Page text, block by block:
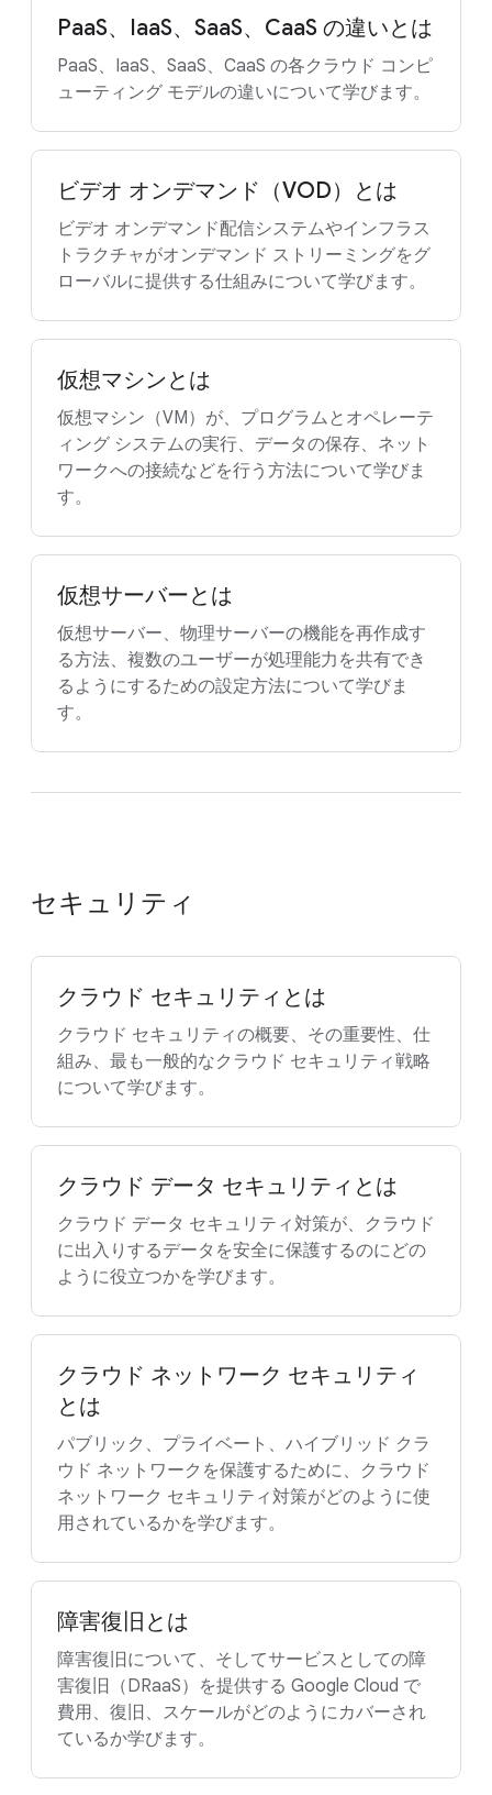
PaaS、IaaS、SaaS、CaaS の違いとは
PaaS、IaaS、SaaS、CaaS の各クラウド コンピ
ューティング モデルの違いについて学びます。
ビデオ オンデマンド（VOD）とは
ビデオ オンデマンド配信システムやインフラス
トラクチャがオンデマンド ストリーミングをグ
ローバルに提供する仕組みについて学びます。
仮想マシンとは
仮想マシン（VM）が、プログラムとオペレーテ
ィング システムの実行、データの保存、ネット
ワークへの接続などを行う方法について学びま
す。
仮想サーバーとは
仮想サーバー、物理サーバーの機能を再作成す
る方法、複数のユーザーが処理能力を共有でき
るようにするための設定方法について学びま
す。
セキュリティ
クラウド セキュリティとは
クラウド セキュリティの概要、その重要性、仕
組み、最も一般的なクラウド セキュリティ戦略
について学びます。
クラウド データ セキュリティとは
クラウド データ セキュリティ対策が、クラウド
に出入りするデータを安全に保護するのにどの
ように役立つかを学びます。
クラウド ネットワーク セキュリティ
とは
パブリック、プライベート、ハイブリッド クラ
ウド ネットワークを保護するために、クラウド
ネットワーク セキュリティ対策がどのように使
用されているかを学びます。
障害復旧とは
障害復旧について、そしてサービスとしての障
害復旧（DRaaS）を提供する Google Cloud で
費用、復旧、スケールがどのようにカバーされ
ているか学びます。